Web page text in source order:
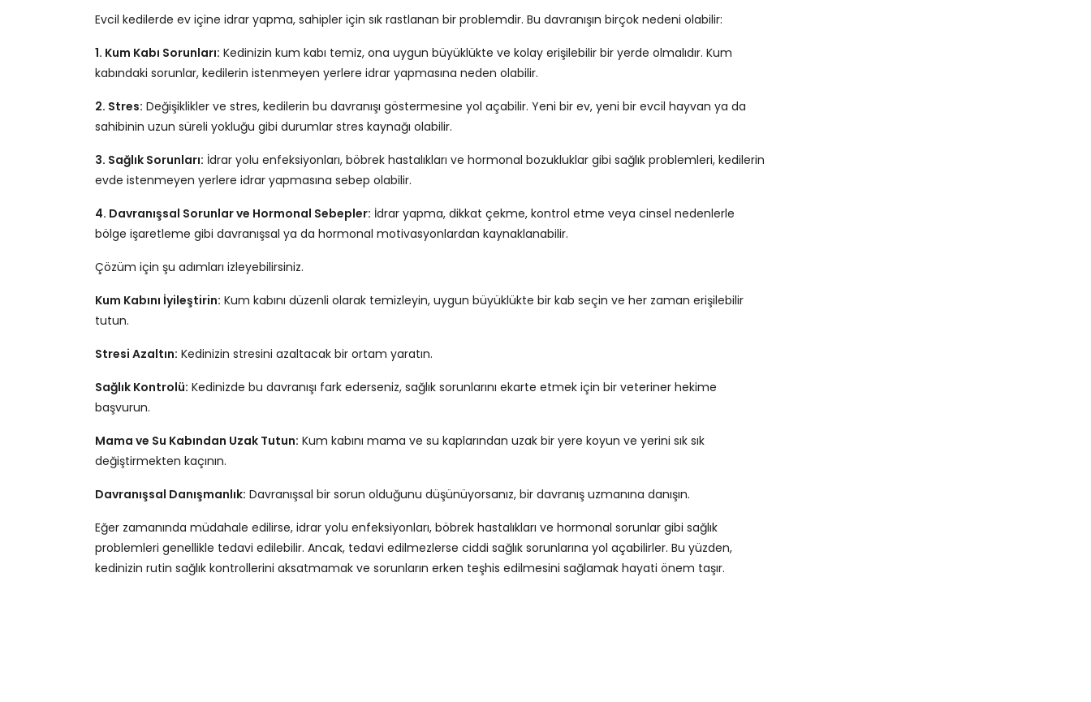
Evcil kedilerde ev içine idrar yapma, sahipler için sık rastlanan bir problemdir. Bu davranışın birçok nedeni olabilir:
1. Kum Kabı Sorunları: Kedinizin kum kabı temiz, ona uygun büyüklükte ve kolay erişilebilir bir yerde olmalıdır. Kum
kabındaki sorunlar, kedilerin istenmeyen yerlere idrar yapmasına neden olabilir.
2. Stres: Değişiklikler ve stres, kedilerin bu davranışı göstermesine yol açabilir. Yeni bir ev, yeni bir evcil hayvan ya da
sahibinin uzun süreli yokluğu gibi durumlar stres kaynağı olabilir.
3. Sağlık Sorunları: İdrar yolu enfeksiyonları, böbrek hastalıkları ve hormonal bozukluklar gibi sağlık problemleri, kedilerin
evde istenmeyen yerlere idrar yapmasına sebep olabilir.
4. Davranışsal Sorunlar ve Hormonal Sebepler: İdrar yapma, dikkat çekme, kontrol etme veya cinsel nedenlerle
bölge işaretleme gibi davranışsal ya da hormonal motivasyonlardan kaynaklanabilir.
Çözüm için şu adımları izleyebilirsiniz.
Kum Kabını İyileştirin: Kum kabını düzenli olarak temizleyin, uygun büyüklükte bir kab seçin ve her zaman erişilebilir
tutun.
Stresi Azaltın: Kedinizin stresini azaltacak bir ortam yaratın.
Sağlık Kontrolü: Kedinizde bu davranışı fark ederseniz, sağlık sorunlarını ekarte etmek için bir veteriner hekime
başvurun.
Mama ve Su Kabından Uzak Tutun: Kum kabını mama ve su kaplarından uzak bir yere koyun ve yerini sık sık
değiştirmekten kaçının.
Davranışsal Danışmanlık: Davranışsal bir sorun olduğunu düşünüyorsanız, bir davranış uzmanına danışın.
Eğer zamanında müdahale edilirse, idrar yolu enfeksiyonları, böbrek hastalıkları ve hormonal sorunlar gibi sağlık
problemleri genellikle tedavi edilebilir. Ancak, tedavi edilmezlerse ciddi sağlık sorunlarına yol açabilirler. Bu yüzden,
kedinizin rutin sağlık kontrollerini aksatmamak ve sorunların erken teşhis edilmesini sağlamak hayati önem taşır.